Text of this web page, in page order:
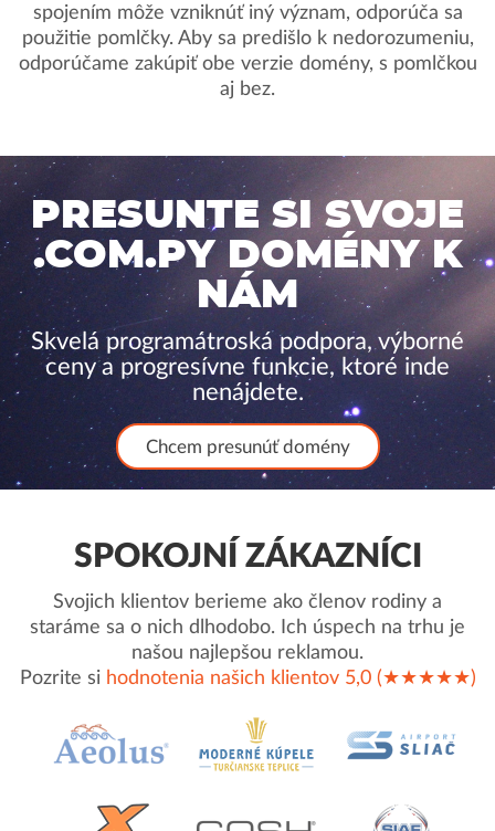
spojením môže vzniknúť iný význam, odporúča sa
použitie pomlčky. Aby sa predišlo k nedorozumeniu,
odporúčame zakúpiť obe verzie domény, s pomlčkou
aj bez.
PRESUNTE SI SVOJE
.COM.PY DOMÉNY K
NÁM
Skvelá programátroská podpora, výborné
ceny a progresívne funkcie, ktoré inde
nenájdete.
Chcem presunúť domény
SPOKOJNÍ ZÁKAZNÍCI
Svojich klientov berieme ako členov rodiny a
staráme sa o nich dlhodobo. Ich úspech na trhu je
našou najlepšou reklamou.
Pozrite si hodnotenia našich klientov 5,0 (★★★★★)